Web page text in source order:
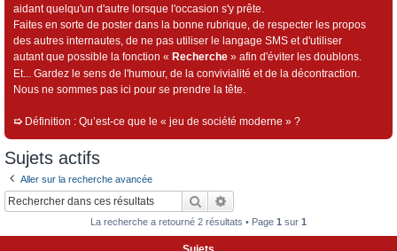
aidant quelqu'un d'autre lorsque l'occasion s'y prête.
Faites en sorte de poster dans la bonne rubrique, de respecter les propos
des autres internautes, de ne pas utiliser le langage SMS et d'utiliser
autant que possible la fonction « Recherche » afin d'éviter les doublons.
Et... Gardez le sens de l'humour, de la convivialité et de la décontraction.
Nous ne sommes pas ici pour se prendre la tête.
➯ Définition : Qu’est-ce que le « jeu de société moderne » ?
Sujets actifs
Aller sur la recherche avancée
Rechercher
La recherche a retourné 2 résultats • Page 1 sur 1